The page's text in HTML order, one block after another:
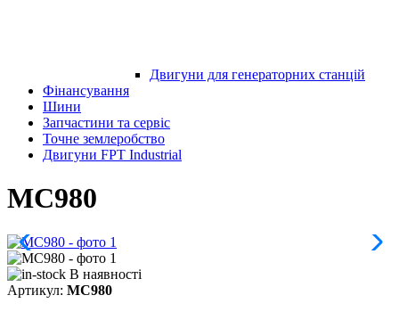
Двигуни для генераторних станцій
Фінансування
Шини
Запчастини та сервіс
Точне землеробство
Двигуни FPT Industrial
МС980
В наявності
Артикул: МС980